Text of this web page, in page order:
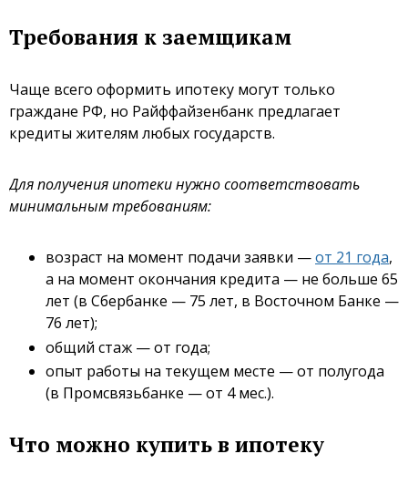
Требования к заемщикам
Чаще всего оформить ипотеку могут только
граждане РФ, но Райффайзенбанк предлагает
кредиты жителям любых государств.
Для получения ипотеки нужно соответствовать
минимальным требованиям:
возраст на момент подачи заявки —от 21 года,
а на момент окончания кредита — не больше 65
лет (в Сбербанке — 75 лет, в Восточном Банке —
76 лет);
общий стаж — от года;
опыт работы на текущем месте — от полугода
(в Промсвязьбанке — от 4 мес.).
Что можно купить в ипотеку